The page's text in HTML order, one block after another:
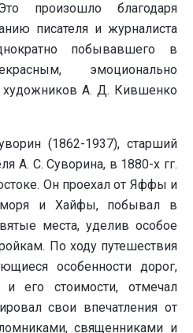
произошло благодаря
писателя и журналиста
побывавшего в
эмоционально
А. Д. Кившенко
(1862-1937), старший
А. С. Суворина, в 1880-х гг.
Он проехал от Яффы и
и Хайфы, побывал в
места, уделив особое
По ходу путешествия
особенности дорог,
и его стоимости, отмечал
свои впечатления от
священниками и